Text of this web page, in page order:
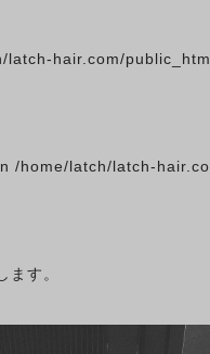
latch-hair.com/
/home/latch/latch-
す。